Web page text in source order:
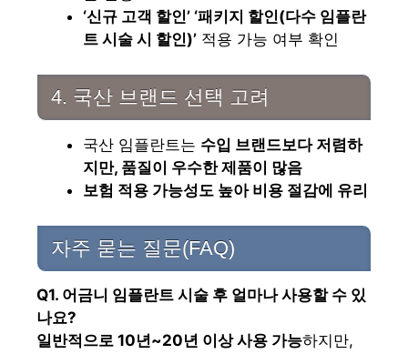
‘신규 고객 할인’ ‘패키지 할인(다수 임플란
트 시술 시 할인)’ 적용 가능 여부 확인
4. 국산 브랜드 선택 고려
국산 임플란트는 수입 브랜드보다 저렴하
지만, 품질이 우수한 제품이 많음
보험 적용 가능성도 높아 비용 절감에 유리
자주 묻는 질문(FAQ)
Q1. 어금니 임플란트 시술 후 얼마나 사용할 수 있
나요?
일반적으로 10년~20년 이상 사용 가능하지만,